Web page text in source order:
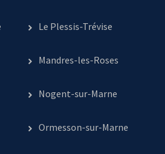
Le Plessis-Trévise
Mandres-les-Roses
Nogent-sur-Marne
Ormesson-sur-Marne